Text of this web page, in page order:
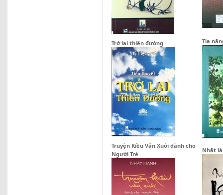
Trở lại thiên đường Tia
Truyện Kiều Văn Xuôi dành cho
Người Trẻ
Nhặt